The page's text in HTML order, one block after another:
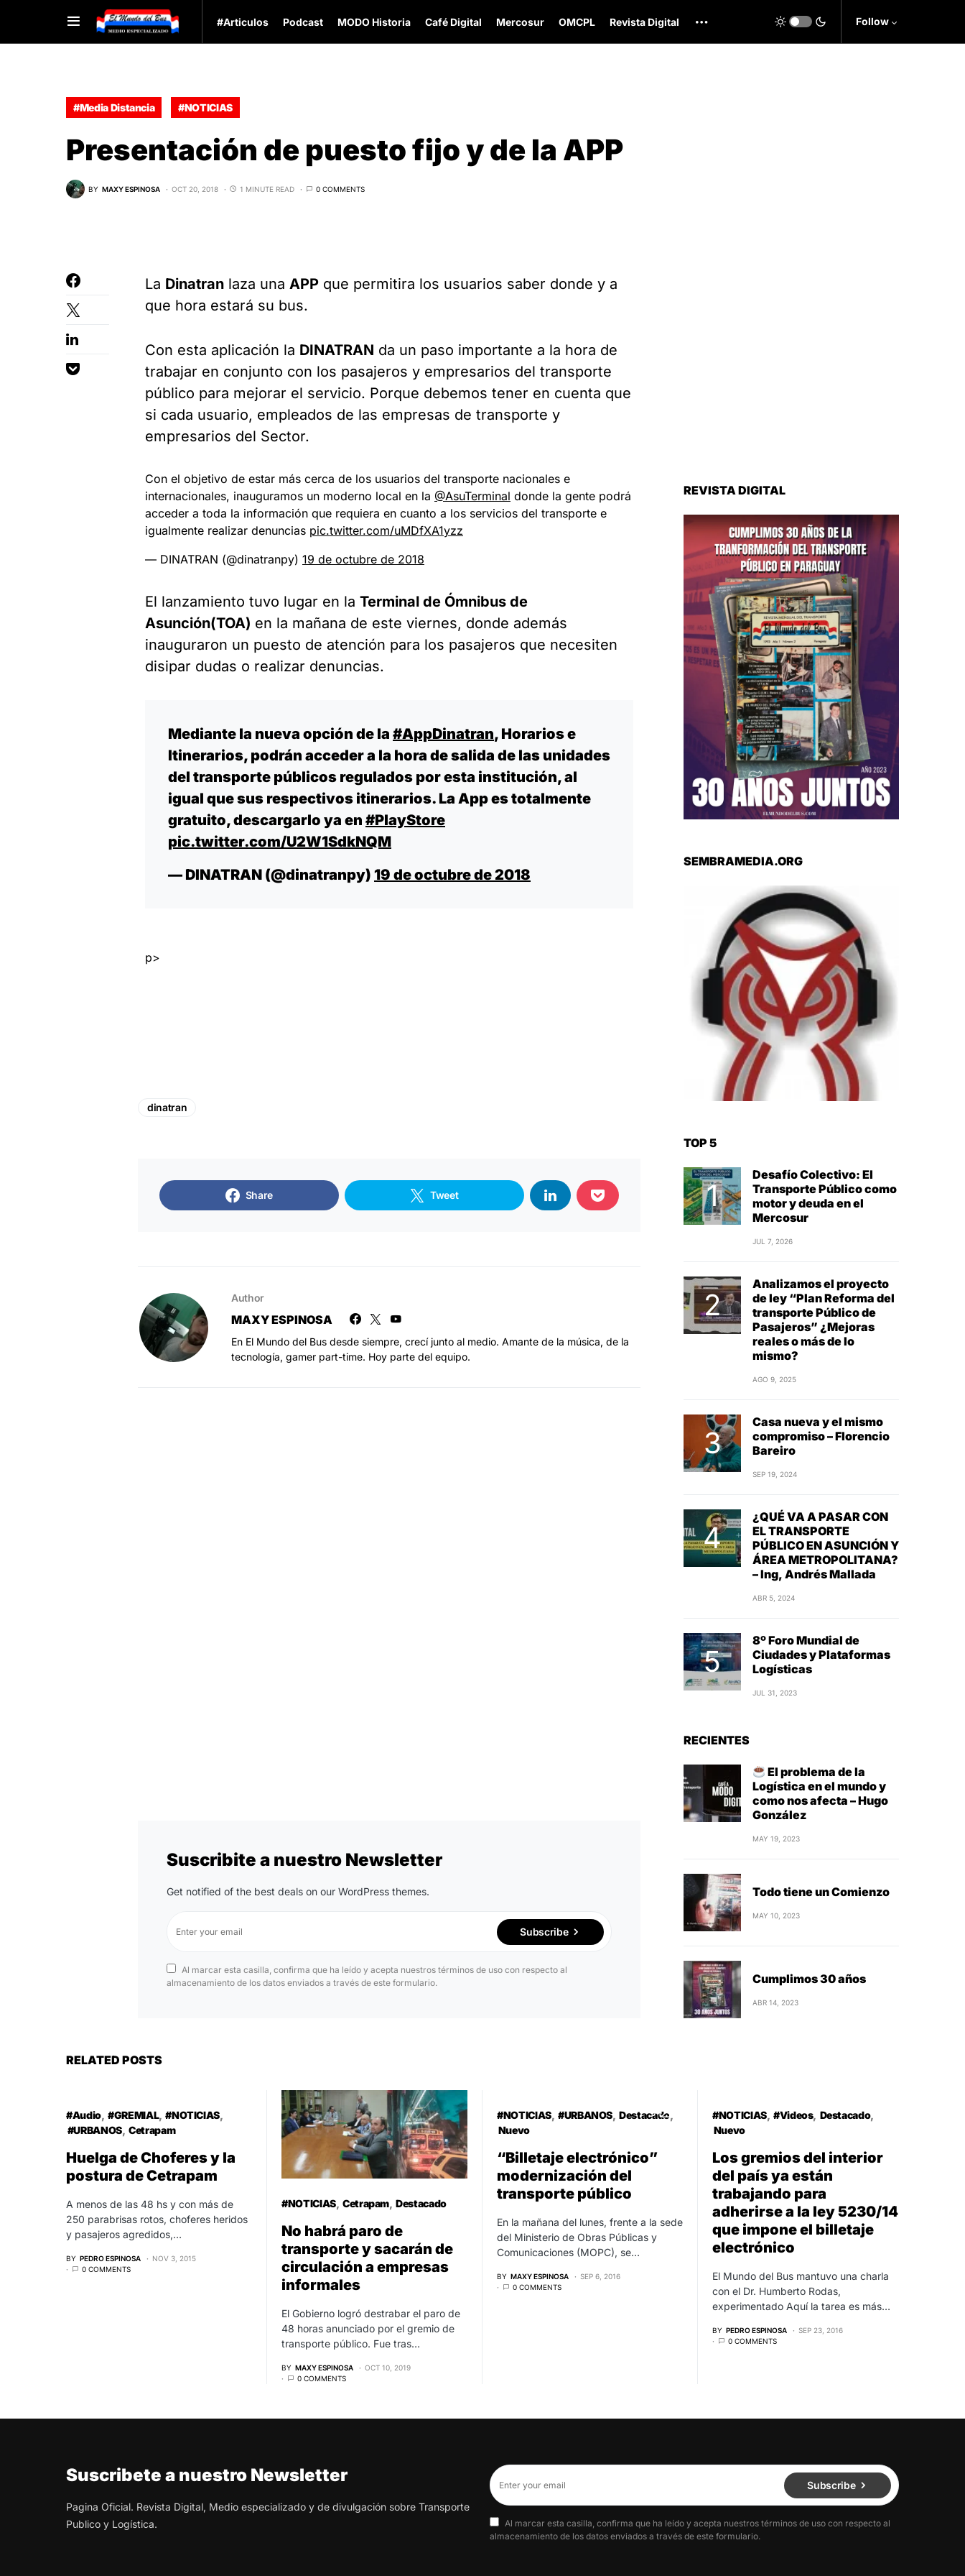
#Articulos Podcast MODO Historia Café Digital Mercosur OMCPL Revista Digital Follow
#Media Distancia #NOTICIAS
Presentación de puesto fijo y de la APP
BY MAXY ESPINOSA OCT 20, 2018 1 MINUTE READ 0 COMMENTS
La Dinatran laza una APP que permitira los usuarios saber donde y a
que hora estará su bus.
Con esta aplicación la DINATRAN da un paso importante a la hora de
trabajar en conjunto con los pasajeros y empresarios del transporte
público para mejorar el servicio. Porque debemos tener en cuenta que
si cada usuario, empleados de las empresas de transporte y
empresarios del Sector.
Con el objetivo de estar más cerca de los usuarios del transporte nacionales e
internacionales, inauguramos un moderno local en la @AsuTerminal donde la gente podrá
acceder a toda la información que requiera en cuanto a los servicios del transporte e
igualmente realizar denuncias pic.twitter.com/uMDfXA1yzz
— DINATRAN (@dinatranpy) 19 de octubre de 2018
El lanzamiento tuvo lugar en la Terminal de Ómnibus de
Asunción(TOA) en la mañana de este viernes, donde además
inauguraron un puesto de atención para los pasajeros que necesiten
disipar dudas o realizar denuncias.
Mediante la nueva opción de la #AppDinatran, Horarios e
Itinerarios, podrán acceder a la hora de salida de las unidades
del transporte públicos regulados por esta institución, al
igual que sus respectivos itinerarios. La App es totalmente
gratuito, descargarlo ya en #PlayStore
pic.twitter.com/U2W1SdkNQM
— DINATRAN (@dinatranpy) 19 de octubre de 2018
p>
dinatran
Share Tweet
Author
MAXY ESPINOSA
En El Mundo del Bus desde siempre, crecí junto al medio. Amante de la música, de la
tecnología, gamer part-time. Hoy parte del equipo.
Suscribite a nuestro Newsletter
Get notified of the best deals on our WordPress themes.
Subscribe
Al marcar esta casilla, confirma que ha leído y acepta nuestros términos de uso con respecto al
almacenamiento de los datos enviados a través de este formulario.
REVISTA DIGITAL
SEMBRAMEDIA.ORG
TOP 5
Desafío Colectivo: El
Transporte Público como
motor y deuda en el
Mercosur
JUL 7, 2026
Analizamos el proyecto
de ley “Plan Reforma del
transporte Público de
Pasajeros” ¿Mejoras
reales o más de lo
mismo?
AGO 9, 2025
Casa nueva y el mismo
compromiso – Florencio
Bareiro
SEP 19, 2024
¿QUÉ VA A PASAR CON
EL TRANSPORTE
PÚBLICO EN ASUNCIÓN Y
ÁREA METROPOLITANA?
– Ing, Andrés Mallada
ABR 5, 2024
8º Foro Mundial de
Ciudades y Plataformas
Logísticas
JUL 31, 2023
RECIENTES
El problema de la
Logística en el mundo y
como nos afecta – Hugo
González
MAY 19, 2023
Todo tiene un Comienzo
MAY 10, 2023
Cumplimos 30 años
ABR 14, 2023
RELATED POSTS
#Audio #GREMIAL #NOTICIAS
#URBANOS Cetrapam
Huelga de Choferes y la
postura de Cetrapam
A menos de las 48 hs y con más de
250 parabrisas rotos, choferes heridos
y pasajeros agredidos,…
BY PEDRO ESPINOSA
NOV 3, 2015
0 COMMENTS
#NOTICIAS Cetrapam Destacado
No habrá paro de
transporte y sacarán de
circulación a empresas
informales
El Gobierno logró destrabar el paro de
48 horas anunciado por el gremio de
transporte público. Fue tras…
BY MAXY ESPINOSA
OCT 10, 2019
0 COMMENTS
7
#NOTICIAS #URBANOS Destacado
Nuevo
“Billetaje electrónico”
modernización del
transporte público
En la mañana del lunes, frente a la sede
del Ministerio de Obras Públicas y
Comunicaciones (MOPC), se…
BY MAXY ESPINOSA
SEP 6, 2016
0 COMMENTS
#NOTICIAS #Videos Destacado
Nuevo
Los gremios del interior
del país ya están
trabajando para
adherirse a la ley 5230/14
que impone el billetaje
electrónico
El Mundo del Bus mantuvo una charla
con el Dr. Humberto Rodas,
experimentado Aquí la tarea es más…
BY PEDRO ESPINOSA
SEP 23, 2016
0 COMMENTS
Suscribete a nuestro Newsletter
Pagina Oficial. Revista Digital, Medio especializado y de divulgación sobre Transporte
Publico y Logística.
Subscribe
Al marcar esta casilla, confirma que ha leído y acepta nuestros términos de uso con respecto al
almacenamiento de los datos enviados a través de este formulario.